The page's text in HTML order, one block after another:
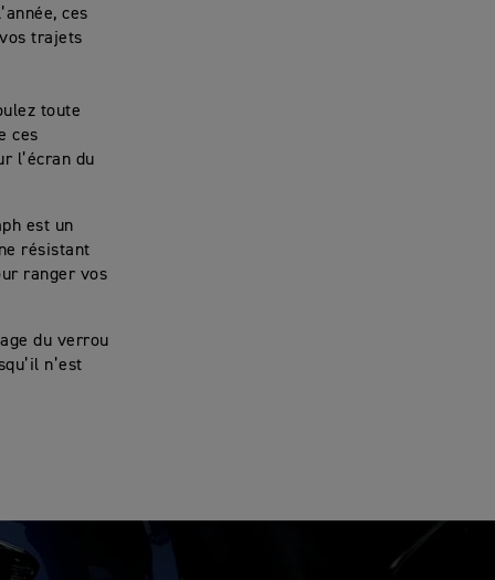
ces
trajets
toute
ces
l’écran du
est un
résistant
ranger vos
du verrou
n’est